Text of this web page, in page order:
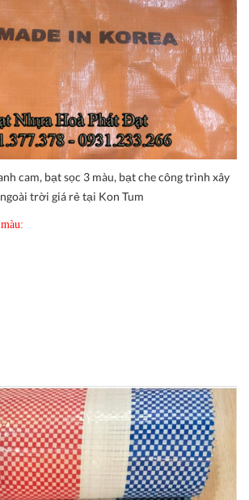
cam, bạt sọc 3 màu, bạt che công trình xây
trời giá rẻ tại Kon Tum